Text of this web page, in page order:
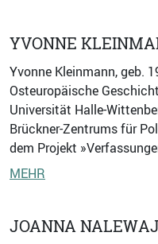
YVONNE
Yvonne Kleinmann, geb.
Osteuropäische
Universität Halle-
Brückner-Zentrums für
dem Projekt
MEHR
JOANNA